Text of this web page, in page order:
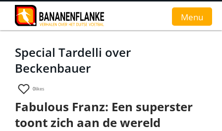
Home
Nieuws
Interviews
Groundhopverhalen
Menu
Special Tardelli over
Beckenbauer
0likes
Fabulous Franz: Een superster
toont zich aan de wereld